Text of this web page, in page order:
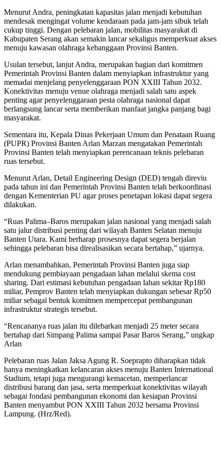
Menurut Andra, peningkatan kapasitas jalan menjadi kebutuhan
mendesak mengingat volume kendaraan pada jam-jam sibuk telah
cukup tinggi. Dengan pelebaran jalan, mobilitas masyarakat di
Kabupaten Serang akan semakin lancar sekaligus memperkuat akses
menuju kawasan olahraga kebanggaan Provinsi Banten.
Usulan tersebut, lanjut Andra, merupakan bagian dari komitmen
Pemerintah Provinsi Banten dalam menyiapkan infrastruktur yang
memadai menjelang penyelenggaraan PON XXIII Tahun 2032.
Konektivitas menuju venue olahraga menjadi salah satu aspek
penting agar penyelenggaraan pesta olahraga nasional dapat
berlangsung lancar serta memberikan manfaat jangka panjang bagi
masyarakat.
Sementara itu, Kepala Dinas Pekerjaan Umum dan Penataan Ruang
(PUPR) Provinsi Banten Arlan Marzan mengatakan Pemerintah
Provinsi Banten telah menyiapkan perencanaan teknis pelebaran
ruas tersebut.
Menurut Arlan, Detail Engineering Design (DED) tengah direviu
pada tahun ini dan Pemerintah Provinsi Banten telah berkoordinasi
dengan Kementerian PU agar proses penetapan lokasi dapat segera
dilakukan.
“Ruas Palima–Baros merupakan jalan nasional yang menjadi salah
satu jalur distribusi penting dari wilayah Banten Selatan menuju
Banten Utara. Kami berharap prosesnya dapat segera berjalan
sehingga pelebaran bisa direalisasikan secara bertahap,” ujarnya.
Arlan menambahkan, Pemerintah Provinsi Banten juga siap
mendukung pembiayaan pengadaan lahan melalui skema cost
sharing. Dari estimasi kebutuhan pengadaan lahan sekitar Rp180
miliar, Pemprov Banten telah menyiapkan dukungan sebesar Rp50
miliar sebagai bentuk komitmen mempercepat pembangunan
infrastruktur strategis tersebut.
“Rencananya ruas jalan itu dilebarkan menjadi 25 meter secara
bertahap dari Simpang Palima sampai Pasar Baros Serang,” ungkap
Arlan
Pelebaran ruas Jalan Jaksa Agung R. Soeprapto diharapkan tidak
hanya meningkatkan kelancaran akses menuju Banten International
Stadium, tetapi juga mengurangi kemacetan, memperlancar
distribusi barang dan jasa, serta memperkuat konektivitas wilayah
sebagai fondasi pembangunan ekonomi dan kesiapan Provinsi
Banten menyambut PON XXIII Tahun 2032 bersama Provinsi
Lampung. (Hrz/Red).